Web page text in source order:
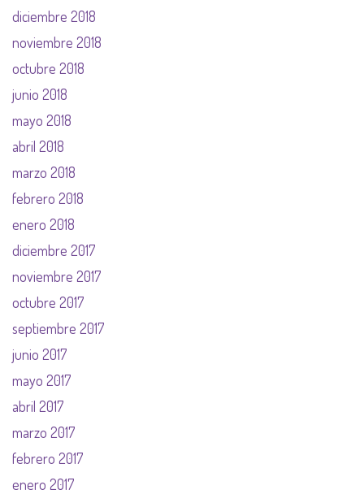
diciembre 2018
noviembre 2018
octubre 2018
junio 2018
mayo 2018
abril 2018
marzo 2018
febrero 2018
enero 2018
diciembre 2017
noviembre 2017
octubre 2017
septiembre 2017
junio 2017
mayo 2017
abril 2017
marzo 2017
febrero 2017
enero 2017